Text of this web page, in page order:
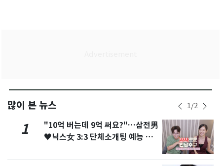
많이 본 뉴스 1/2
1
"10억 버는데 9억 써요?"…삼전男
♥닉스女 3:3 단체소개팅 예능 화